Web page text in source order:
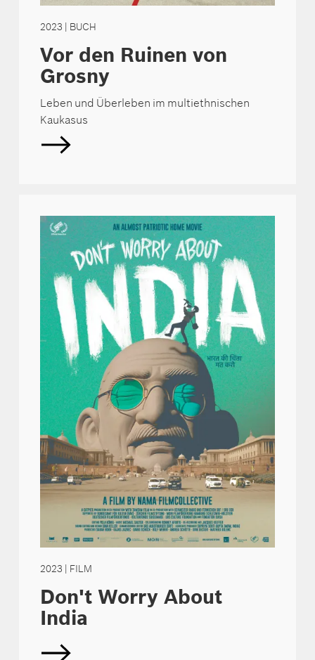
2023 | BUCH
Vor den Ruinen von
Grosny
Leben und Überleben im multiethnischen
Kaukasus
2023 | FILM
Don't Worry About
India